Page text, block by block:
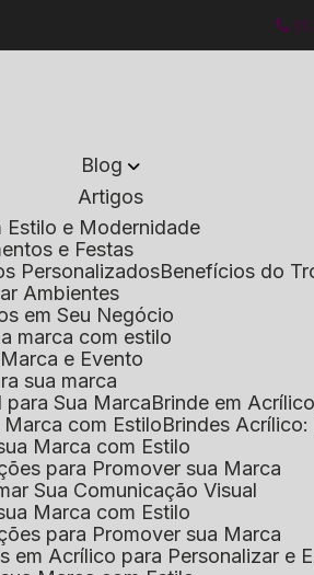
Blog
Artigos
Estilo e Modernidade
e Festas
Personalizados
Benefícios do
Ambientes
em Seu Negócio
marca com estilo
e Evento
sua marca
para Sua Marca
Brinde em
Marca com Estilo
Brindes
Marca com Estilo
para Promover sua Marca
Sua Comunicação Visual
Marca com Estilo
para Promover sua Marca
em Acrílico para Personalizar e